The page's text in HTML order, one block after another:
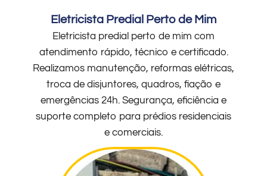
Eletricista Predial Perto de Mim
Eletricista predial perto de mim com
atendimento rápido, técnico e certificado.
Realizamos manutenção, reformas elétricas,
troca de disjuntores, quadros, fiação e
emergências 24h. Segurança, eficiência e
suporte completo para prédios residenciais
e comerciais.